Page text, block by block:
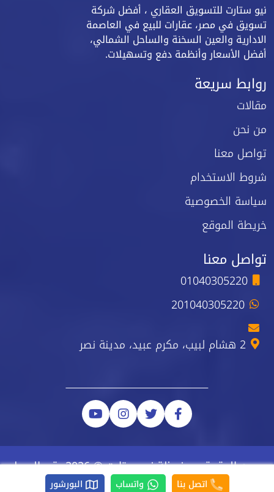
نيو ستارت للتسويق العقاري ، أفضل شركة
تسويق في مصر، عقارات للبيع في العاصمة
الادارية والعين السخنة والساحل الشمالي،
أفضل الأسعار وأنظمة دفع وتسهيلات.
روابط سريعة
مقالات
من نحن
تواصل معنا
شروط الاستخدام
سياسة الخصوصية
خريطة الموقع
تواصل معنا
01040305220
201040305220
2 هشام لبيب، مكرم عبيد، مدينة نصر
جميع الحقوق محفوظة نيو ستارت © 2026 رقم السجل
الضريبي 223-743-723اتصل بنا واتساب البورشور